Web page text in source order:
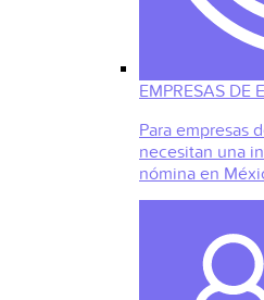
EMPRESAS DE
Para empresas
necesitan una
nómina en